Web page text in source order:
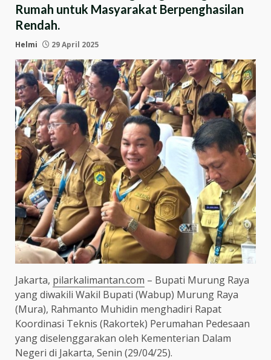
Rumah untuk Masyarakat Berpenghasilan
Rendah.
Helmi 29 April 2025
Jakarta, pilarkalimantan.com – Bupati Murung Raya
yang diwakili Wakil Bupati (Wabup) Murung Raya
(Mura), Rahmanto Muhidin menghadiri Rapat
Koordinasi Teknis (Rakortek) Perumahan Pedesaan
yang diselenggarakan oleh Kementerian Dalam
Negeri di Jakarta, Senin (29/04/25).